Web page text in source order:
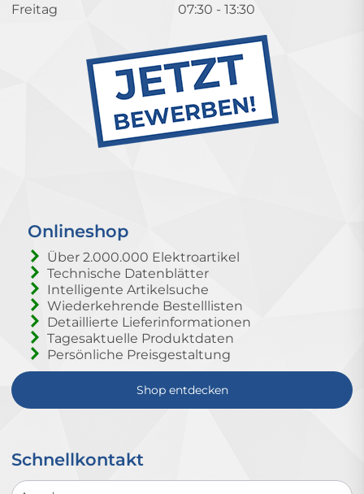
Freitag
07:30 - 13:30
Onlineshop
Über 2.000.000 Elektroartikel
Technische Datenblätter
Intelligente Artikelsuche
Wiederkehrende Bestelllisten
Detaillierte Lieferinformationen
Tagesaktuelle Produktdaten
Persönliche Preisgestaltung
Shop entdecken
Schnellkontakt
Schnellkontakt